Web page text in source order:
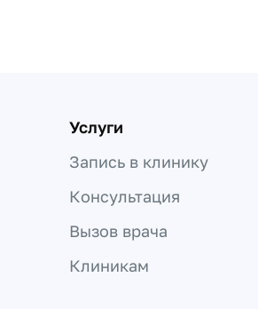
Услуги
Запись в клинику
Консультация
Вызов врача
Клиникам